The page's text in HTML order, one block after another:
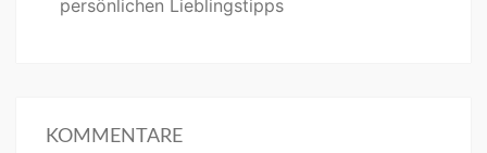
persönlichen Lieblingstipps
KOMMENTARE